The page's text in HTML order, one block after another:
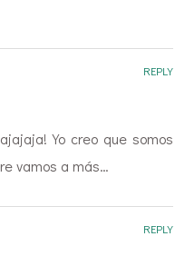
Yo creo que somos
vamos a más…
REPLY
REPLY